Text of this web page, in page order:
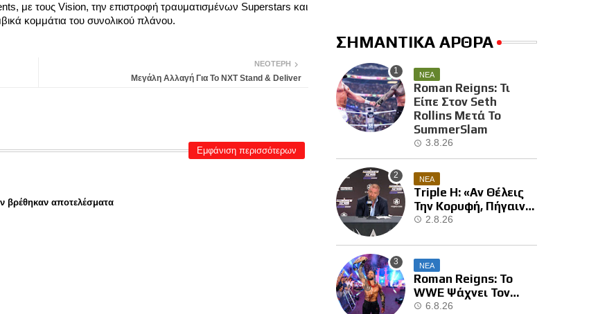
με τους Vision, την επιστροφή τραυματισμένων Superstars και
κομμάτια του συνολικού πλάνου.
ΝΕΌΤΕΡΗ
Μεγάλη Αλλαγή Για Το NXT Stand & Deliver
Εμφάνιση περισσότερων
βρέθηκαν αποτελέσματα
ΣΗΜΑΝΤΙΚΑ ΑΡΘΡΑ
ΝΕΑ
Roman Reigns: Τι
Είπε Στον Seth
Rollins Μετά Το
SummerSlam
3.8.26
ΝΕΑ
Triple H: «Αν Θέλεις
Την Κορυφή, Πήγαινε
Και Κέρδισε Την»
2.8.26
ΝΕΑ
Roman Reigns: Το
WWE Ψάχνει Τον
Επόμενο Διεκδικητή
6.8.26